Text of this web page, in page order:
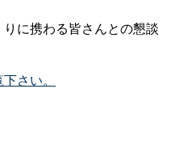
に携わる皆さんとの懇談
さい。